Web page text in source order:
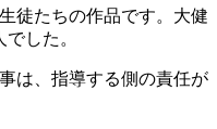
徒たちの作品です。大健
した。
は、指導する側の責任が